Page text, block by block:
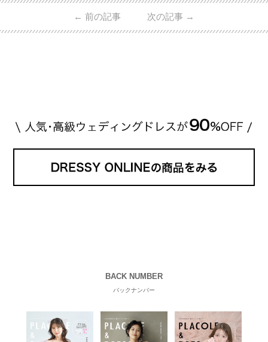
日本で人気のブランドまで幅広くご紹介。 さらに、
・愛用している芸能人夫婦 ・リングの特徴や魅力 ・
← 前の記事 次の記事 →
BACK NUMBER
バックナンバー